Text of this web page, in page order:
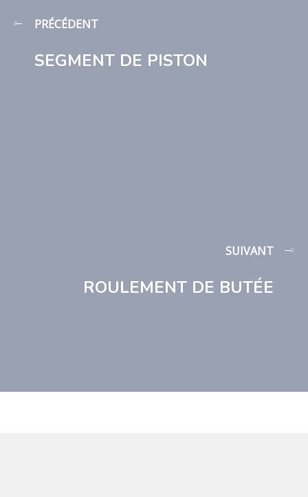
PRÉCÉDENT
SEGMENT DE PISTON
SUIVANT
ROULEMENT DE BUTÉE